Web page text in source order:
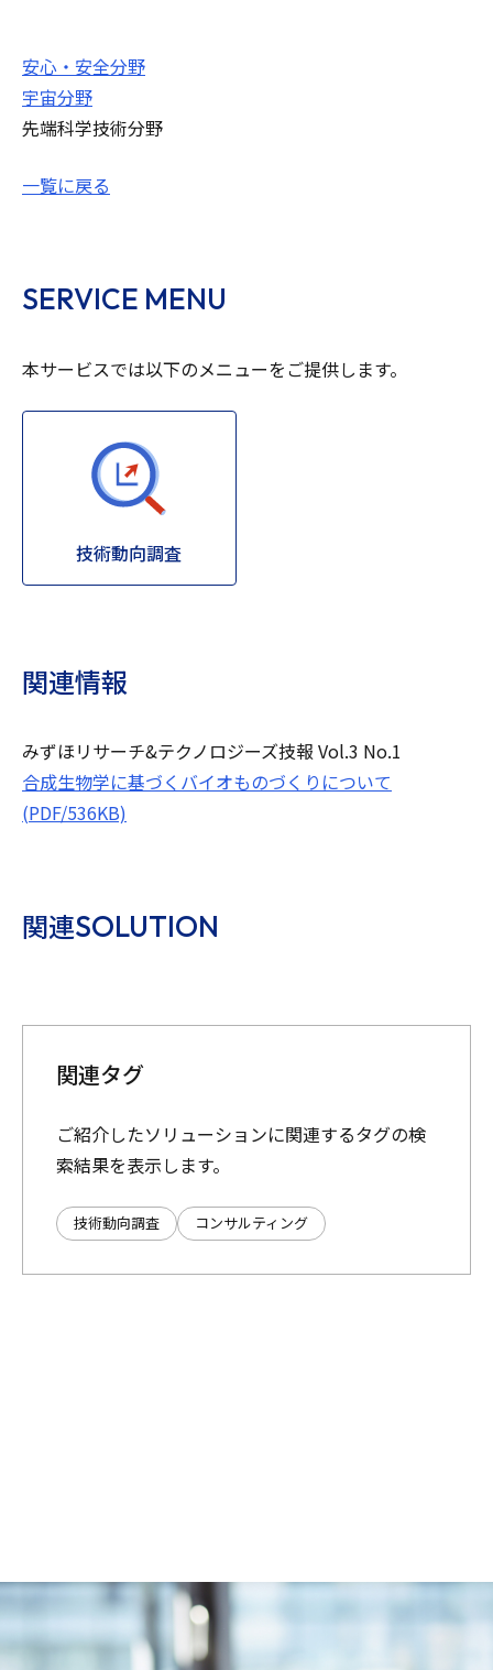
安心・安全分野
宇宙分野
先端科学技術分野
一覧に戻る
SERVICE MENU
本サービスでは以下のメニューをご提供します。
技術動向調査
関連情報
みずほリサーチ&テクノロジーズ技報 Vol.3 No.1
合成生物学に基づくバイオものづくりについて
(PDF/536KB)
関連SOLUTION
関連タグ
ご紹介したソリューションに関連するタグの検
索結果を表示します。
技術動向調査 コンサルティング